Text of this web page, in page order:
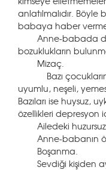
anlatılmalıdır.
babaya haber
Anne-babada
bozuklukların
Mizaç.
Bazı çocukların
uyumlu, neşeli,
Bazıları ise huysuz,
özellikleri depresyon
Ailedeki
Anne-babanın
Boşanma.
Sevdiği kişiden